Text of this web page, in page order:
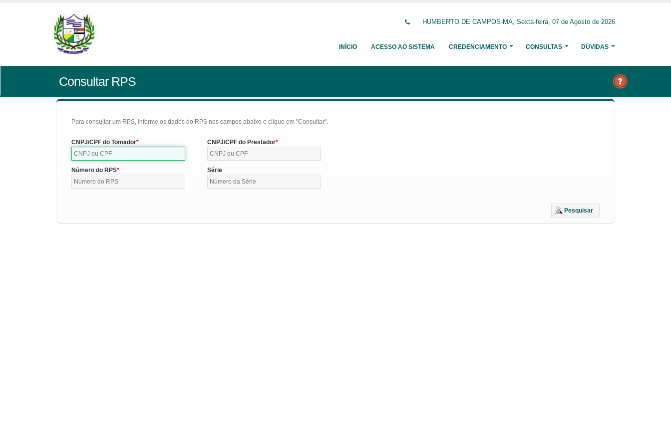
HUMBERTO DE CAMPOS-MA, Sexta-feira, 07 de Agosto de 2026
INÍCIO ACESSO AO SISTEMA CREDENCIAMENTO CONSULTAS DÚVIDAS
Consultar RPS
Para consultar um RPS, informe os dados do RPS nos campos abaixo e clique em "Consultar".
CNPJ/CPF do Tomador CNPJ/CPF do Prestador
Número do RPS Série
Pesquisar